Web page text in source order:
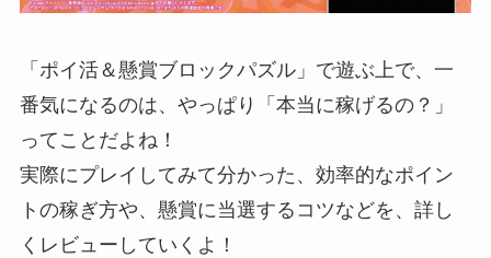
「ポイ活＆懸賞ブロックパズル」で遊ぶ上で、一
番気になるのは、やっぱり「本当に稼げるの？」
ってことだよね！
実際にプレイしてみて分かった、効率的なポイン
トの稼ぎ方や、懸賞に当選するコツなどを、詳し
くレビューしていくよ！